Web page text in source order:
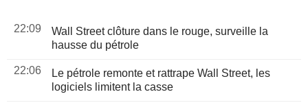
22:09
Wall Street clôture dans le rouge, surveille la
hausse du pétrole
22:06
Le pétrole remonte et rattrape Wall Street, les
logiciels limitent la casse